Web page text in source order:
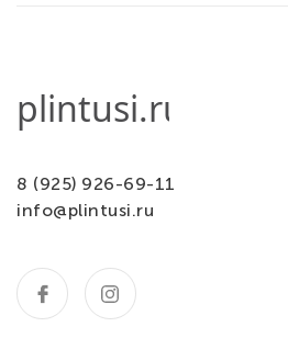
8 (925) 926-69-11
info@plintusi.ru